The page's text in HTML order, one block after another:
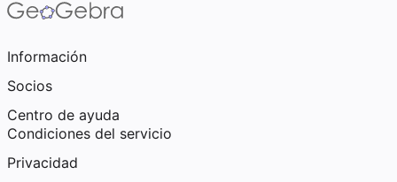
Información
Socios
Centro de ayuda
Condiciones del servicio
Privacidad